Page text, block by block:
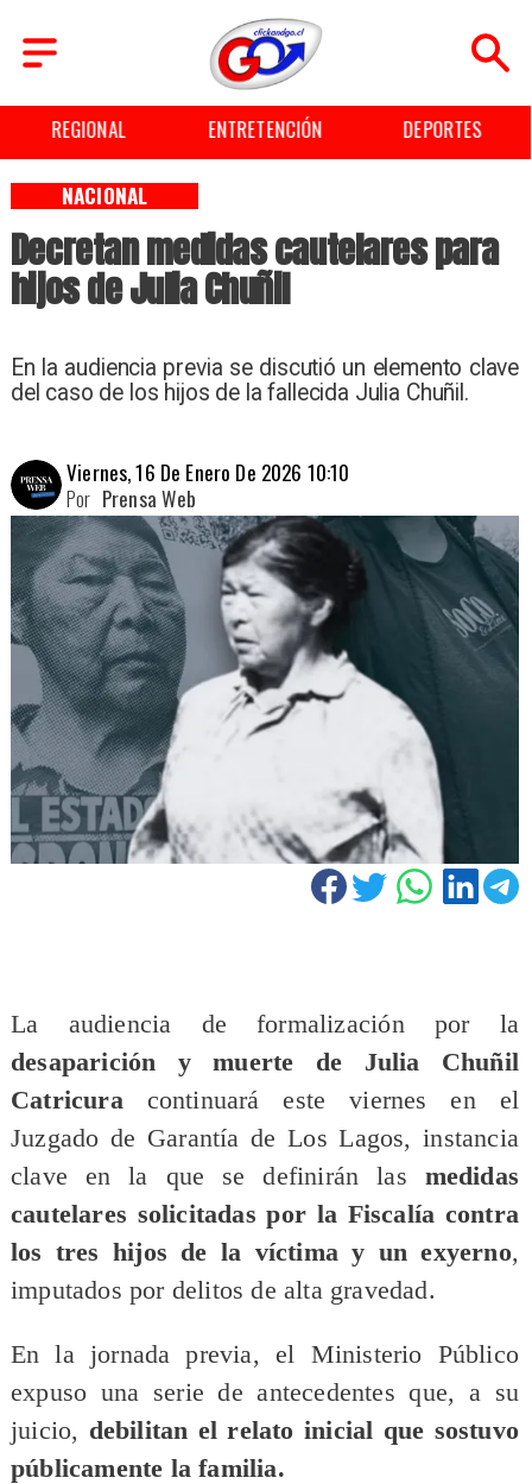
REGIONAL ENTRETENCIÓN DEPORTES
Decretan medidas cautelares para
hijos de Julia Chuñil
En la audiencia previa se discutió un elemento clave
del caso de los hijos de la fallecida Julia Chuñil.
NACIONAL
Viernes, 16 De Enero De 2026 10:10
Prensa Web
Por
La audiencia de formalización por la
desaparición y muerte de Julia Chuñil
Catricuracontinuará este viernes en el
Juzgado de Garantía de Los Lagos, instancia
clave en la que se definirán las medidas
cautelares solicitadas por la Fiscalía contra
los tres hijos de la víctima y un exyerno,
imputados por delitos de alta gravedad.
En la jornada previa, el Ministerio Público
expuso una serie de antecedentes que, a su
juicio, debilitan el relato inicial que sostuvo
públicamente la familia.